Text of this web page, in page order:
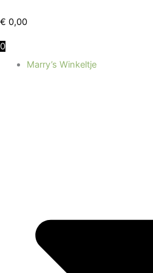
naar
inhoud
€ 0,00
0
Marry’s Winkeltje